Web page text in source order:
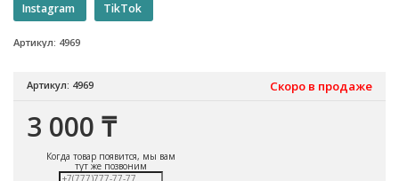
Артикул: 4969
Instagram TikTok
Артикул: 4969 Скоро в продаже
3 000 ₸
Когда товар появится, мы вам
тут же позвоним